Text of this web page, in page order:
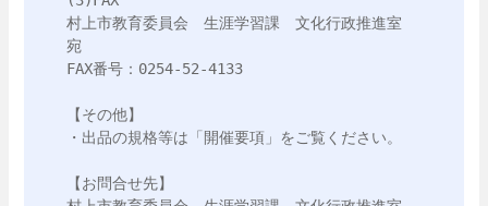
村上市教育委員会　生涯学習課　文化行政推進室
宛
FAX番号：0254-52-4133
【その他】
・出品の規格等は「開催要項」をご覧ください。
【お問合せ先】